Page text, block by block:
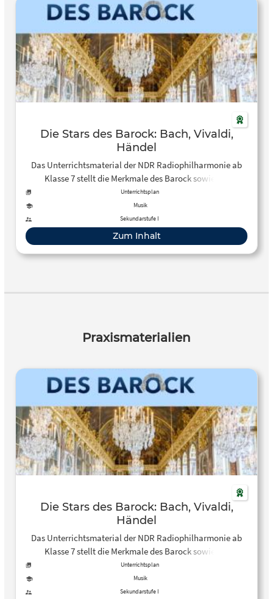
Die Stars des Barock: Bach, Vivaldi,
Händel
Das Unterrichtsmaterial der NDR Radiophilharmonie ab
Klasse 7 stellt die Merkmale des Barock sowie die
Komponisten Bach, Vivaldi und Händel vor.
Unterrichtsplan
Musik
Sekundarstufe I
Zum Inhalt
Praxismaterialien
Die Stars des Barock: Bach, Vivaldi,
Händel
Das Unterrichtsmaterial der NDR Radiophilharmonie ab
Klasse 7 stellt die Merkmale des Barock sowie die
Komponisten Bach, Vivaldi und Händel vor.
Unterrichtsplan
Musik
Sekundarstufe I